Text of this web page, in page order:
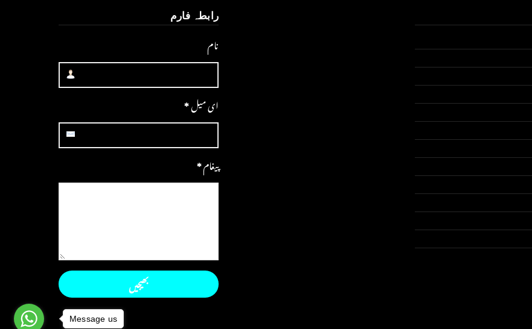
رابطہ فارم
نام
ای میل*
پیغام*
Message us